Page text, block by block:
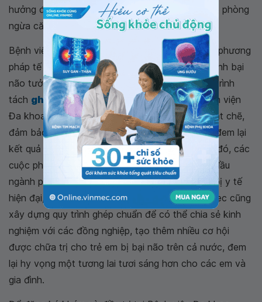
hưởng đến cả cuộc đời của trẻ, do đó biện pháp phòng
ngừa căn bệnh này từ bào thai rất quan trọng.
Bệnh viện Đa khoa Quốc tế Vinmec đã áp dụng phương
pháp tế bào gốc điều trị thành công nhiều ca bệnh bại
não tưởng chừng đã hết hy vọng. Toàn bộ quy trình
tách ghép tế bào gốc điều trị bại nãotại Bệnh viện
Đa khoa Quốc tế Vinmec được thực hiện rất chặt chẽ,
đảm bảo an toàn theo đúng tiêu chuẩn quốc tế đem lại
kết quả điều trị khả quan cho người bệnh. Theo đó, các
cuộc phẫu thuật đều do các chuyên gia, bác sĩ đầu
ngành phụ trách cùng hệ thống máy móc, thiết bị y tế
hiện đại, dịch vụ y tế chất lượng. Ngoài ra, Vinmec cũng
xây dựng quy trình ghép chuẩn để có thể chia sẻ kinh
nghiệm với các đồng nghiệp, tạo thêm nhiều cơ hội
được chữa trị cho trẻ em bị bại não trên cả nước, đem
lại hy vọng một tương lai tươi sáng hơn cho các em và
gia đình.